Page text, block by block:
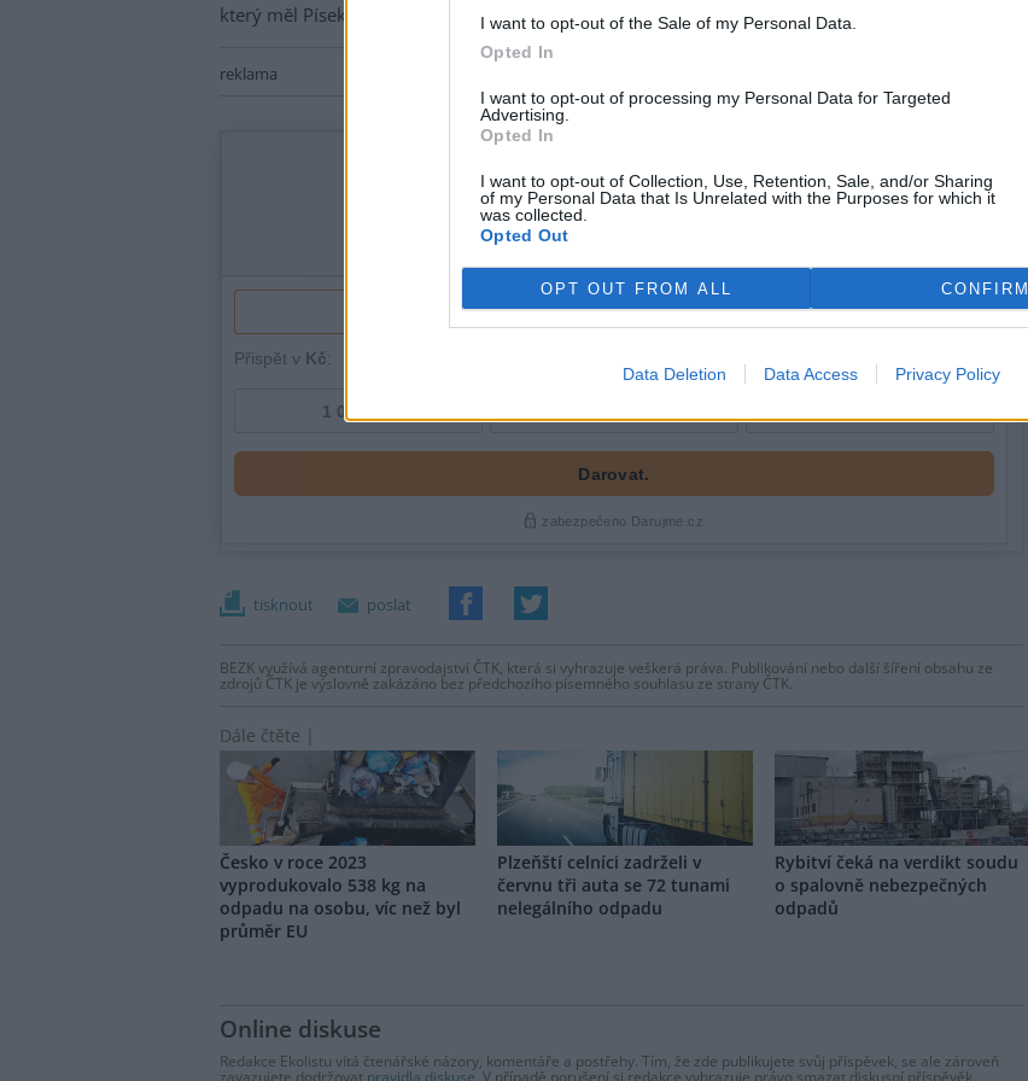
I want to opt-out of the Sale of my Personal Data.
Opted In
I want to opt-out of processing my Personal Data for Targeted
Advertising.
Opted In
I want to opt-out of Collection, Use, Retention, Sale, and/or Sharing
of my Personal Data that Is Unrelated with the Purposes for which it
was collected.
Opted Out
OPT OUT FROM ALL CONFIRM
Data Deletion Data Access Privacy Policy
který měl Písek schválenou dotaci z Modernizačního fondu, odmítli.
reklama
tisknout poslat
BEZK využívá agenturní zpravodajství ČTK, která si vyhrazuje veškerá práva. Publikování nebo další šíření obsahu ze
zdrojů ČTK je výslovně zakázáno bez předchozího písemného souhlasu ze strany ČTK.
Dále čtěte |
Česko v roce 2023
vyprodukovalo 538 kg na
odpadu na osobu, víc než byl
průměr EU
Plzeňští celníci zadrželi v
červnu tři auta se 72 tunami
nelegálního odpadu
Rybitví čeká na verdikt soudu
o spalovně nebezpečných
odpadů
Online diskuse
Redakce Ekolistu vítá čtenářské názory, komentáře a postřehy. Tím, že zde publikujete svůj příspěvek, se ale zároveň
zavazujete dodržovat pravidla diskuse . V případě porušení si redakce vyhrazuje právo smazat diskusní příspěvěk